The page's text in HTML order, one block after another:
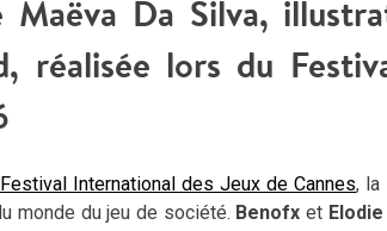
Maëva Da Silva,
réalisée lors du
Festival International des Jeux de Cannes, la
monde du jeu de société. Benofxet Elodie